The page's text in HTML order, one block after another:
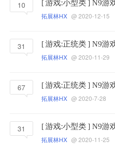
10 [游戏:小型类] N9游
拓展林HX @ 2020-12-15
31 [游戏:正统类] N9游
拓展林HX @ 2020-11-29
67 [游戏:正统类] N9游
拓展林HX @ 2020-7-28
31 [游戏:小型类] N9游
拓展林HX @ 2020-11-25